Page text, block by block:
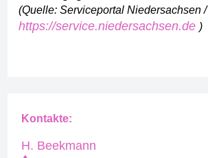
(Quelle: Serviceportal Niedersachsen /
https://service.niedersachsen.de )
Kontakte:
H. Beekmann